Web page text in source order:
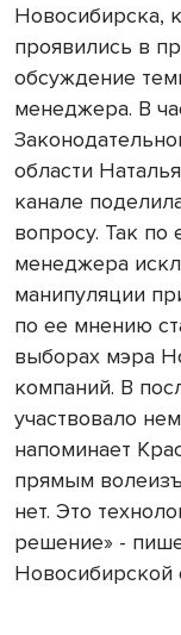
Новосибирска,
проявились в
обсуждение
менеджера. В
области
канале
вопросу. Так по
менеджера
манипуляции
по ее мнению
выборах мэра
компаний. В
участвовало
напоминает
прямым
нет. Это
решение» -
Новосибирской